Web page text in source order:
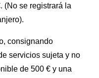
(No se registrará la
consignando
servicios sujeta y no
de 500 € y una